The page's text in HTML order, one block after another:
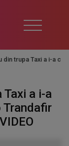
din trupa Taxi a i-a
Taxi a i-a
Trandafir